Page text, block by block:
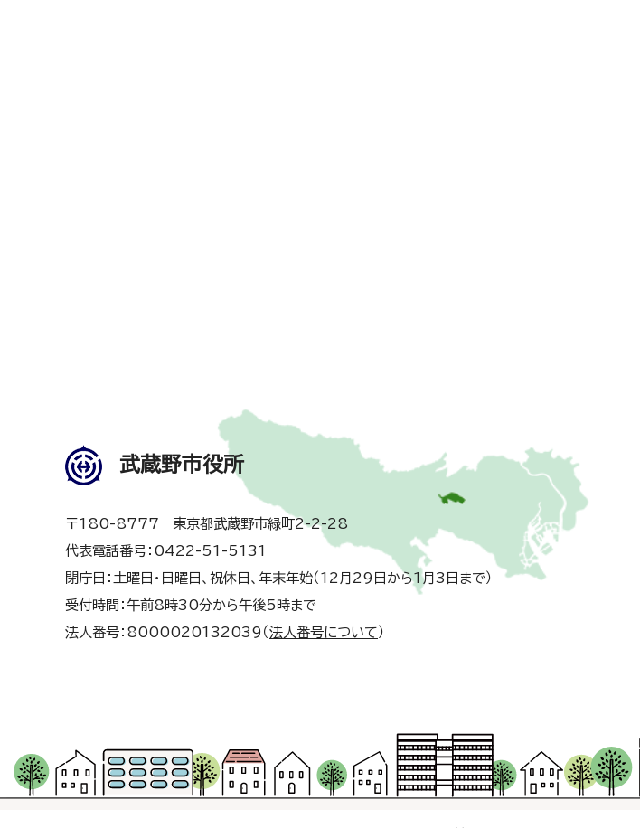
武蔵野市役所
〒180-8777 東京都武蔵野市緑町2-2-28
代表電話番号：0422-51-5131
閉庁日：土曜日・日曜日、祝休日、年末年始（12月29日から1月3日まで）
受付時間：午前8時30分から午後5時まで
法人番号：8000020132039（ 法人番号について ）